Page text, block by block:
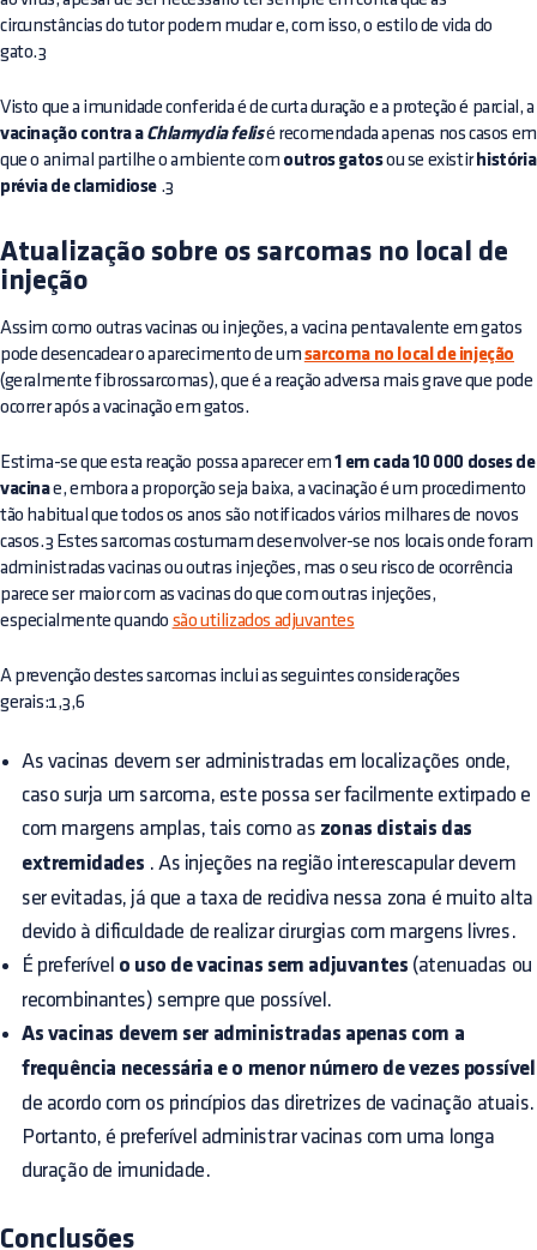
circunstâncias do tutor podem mudar e, com isso, o estilo de vida do
gato.3
Visto que a imunidade conferida é de curta duração e a proteção é parcial, a
vacinação contra aChlamydia felisé recomendada apenas nos casos em
que o animal partilhe o ambiente com outros gatosou se existir história
prévia de clamidiose .3
Atualização sobre os sarcomas no local de
injeção
Assim como outras vacinas ou injeções, a vacina pentavalente em gatos
pode desencadear o aparecimento de um sarcoma no local de injeção
(geralmente fibrossarcomas), que é a reação adversa mais grave que pode
ocorrer após a vacinação em gatos.
Estima-se que esta reação possa aparecer em1 em cada 10 000 doses de
vacinae, embora a proporção seja baixa, a vacinação é um procedimento
tão habitual que todos os anos são notificados vários milhares de novos
casos.3 Estes sarcomas costumam desenvolver-se nos locais onde foram
administradas vacinas ou outras injeções, mas o seu risco de ocorrência
parece ser maior com as vacinas do que com outras injeções,
especialmente quando são utilizados adjuvantes
A prevenção destes sarcomas inclui as seguintes considerações
gerais:1,3,6
As vacinas devem ser administradas em localizações onde,
caso surja um sarcoma, este possa ser facilmente extirpado e
com margens amplas, tais como as zonas distais das
extremidades . As injeções na região interescapular devem
ser evitadas, já que a taxa de recidiva nessa zona é muito alta
devido à dificuldade de realizar cirurgias com margens livres.
É preferível o uso de vacinas sem adjuvantes (atenuadas ou
recombinantes) sempre que possível.
As vacinas devem ser administradas apenas com a
frequência necessária e o menor número de vezes possível
de acordo com os princípios das diretrizes de vacinação atuais.
Portanto, é preferível administrar vacinas com uma longa
duração de imunidade.
Conclusões